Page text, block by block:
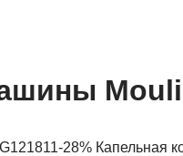
-28% Капельная